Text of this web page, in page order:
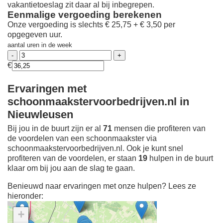
vakantietoeslag zit daar al bij inbegrepen.
Eenmalige vergoeding berekenen
Onze vergoeding is slechts € 25,75 + € 3,50 per
opgegeven uur.
aantal uren in de week
€
Ervaringen met
schoonmaakstervoorbedrijven.nl in
Nieuwleusen
Bij jou in de buurt zijn er al 71 mensen die profiteren van
de voordelen van een schoonmaakster via
schoonmaakstervoorbedrijven.nl. Ook je kunt snel
profiteren van de voordelen, er staan 19 hulpen in de buurt
klaar om bij jou aan de slag te gaan.
Benieuwd naar ervaringen met onze hulpen? Lees ze
hieronder:
+